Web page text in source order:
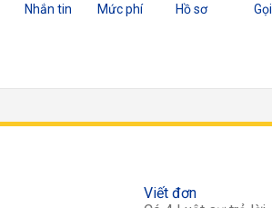
Nhắn tin Mức phí Hồ sơ Gọi
Viết đơn